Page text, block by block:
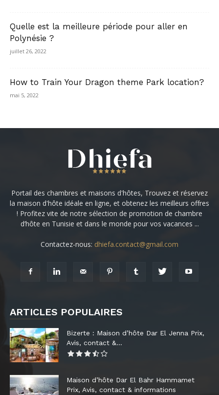
Quelle est la meilleure période pour aller en
Polynésie ?
juillet 26, 2022
How to Train Your Dragon theme Park location?
mai 5, 2022
Portail des chambres et maisons d'hôtes, Trouvez et réservez
la maison d'hôte idéale en ligne, et obtenez les meilleurs offres
! Profitez vite de notre sélection de promotion de chambre
d’hôte en Tunisie et dans le monde pour vos vacances ...
Contactez-nous: dhiefa.contact@gmail.com
ARTICLES POPULAIRES
Bizerte : Maison d’hôte Dar El Jenna Prix,
Avis, contact &...
Maison d’hôte Dar El Bahr Hammamet
Prix, Avis, contact & informations